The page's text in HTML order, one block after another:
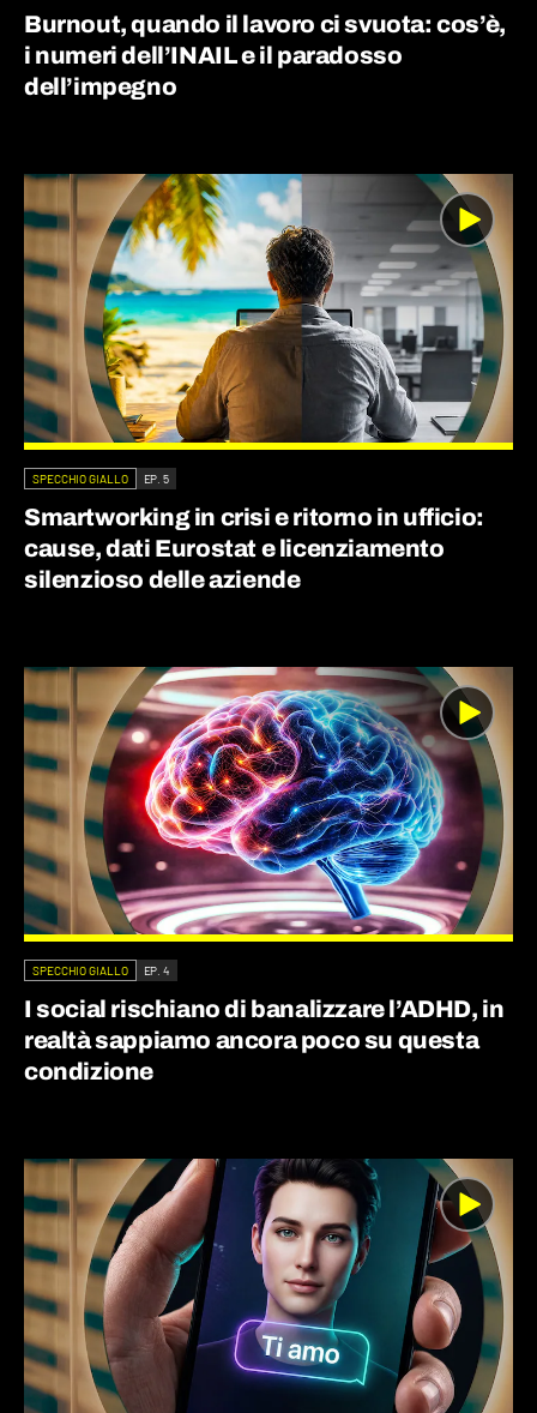
Burnout, quando il lavoro ci svuota: cos’è,
i numeri dell’INAIL e il paradosso
dell’impegno
SPECCHIO GIALLO EP. 5
Smartworking in crisi e ritorno in ufficio:
cause, dati Eurostat e licenziamento
silenzioso delle aziende
SPECCHIO GIALLO EP. 4
I social rischiano di banalizzare l’ADHD, in
realtà sappiamo ancora poco su questa
condizione